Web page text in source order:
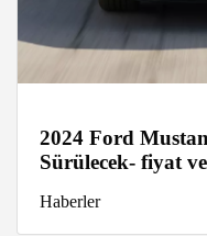
2024 Ford
Sürülecek- fiyat
Haberler